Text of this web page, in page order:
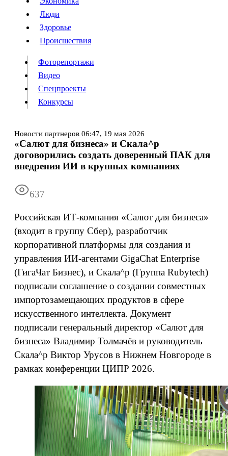
Власть
Происшествия
Видео
Конкурсы
Информация Подписка РекламаВсе новости
Люди
Здоровье
Происшествия
Фоторепортажи
Видео
Спецпроекты
Конкурсы
Новости партнеров 06:47, 19 мая 2026
«Салют для бизнеса» и Скала^р
договорились создать доверенный ПАК для
внедрения ИИ в крупных компаниях
637
Российская ИТ-компания «Салют для бизнеса»
(входит в группу Сбер), разработчик
корпоративной платформы для создания и
управления ИИ-агентами GigaChat Enterprise
(ГигаЧат Бизнес), и Скала^р (Группа Rubytech)
подписали соглашение о создании совместных
импортозамещающих продуктов в сфере
искусственного интеллекта. Документ
подписали генеральный директор «Салют для
бизнеса» Владимир Толмачёв и руководитель
Скала^р Виктор Урусов в Нижнем Новгороде в
рамках конференции ЦИПР 2026.